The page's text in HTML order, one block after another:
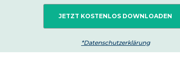
*Datenschutzerklärung